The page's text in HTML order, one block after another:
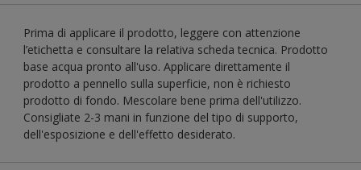
Prima di applicare il prodotto, leggere con attenzione
l’etichetta e consultare la relativa scheda tecnica. Prodotto
base acqua pronto all'uso. Applicare direttamente il
prodotto a pennello sulla superficie, non è richiesto
prodotto di fondo. Mescolare bene prima dell'utilizzo.
Consigliate 2-3 mani in funzione del tipo di supporto,
dell'esposizione e dell'effetto desiderato.